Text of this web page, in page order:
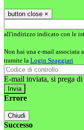
button close ×
all'indirizzo indicato con le
Non hai una e-mail associata
tramite la Login Spaggiari
E-mail inviata, si prega
Errore
Chiudi
Successo